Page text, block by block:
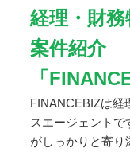
経理・財
案件紹介
「
FINANCEBIZは経
スエージェントで
がしっかりと寄